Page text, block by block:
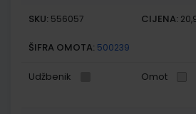
SKU: 556057 CIJENA:
ŠIFRA OMOTA: 500239
Udžbenik Omot